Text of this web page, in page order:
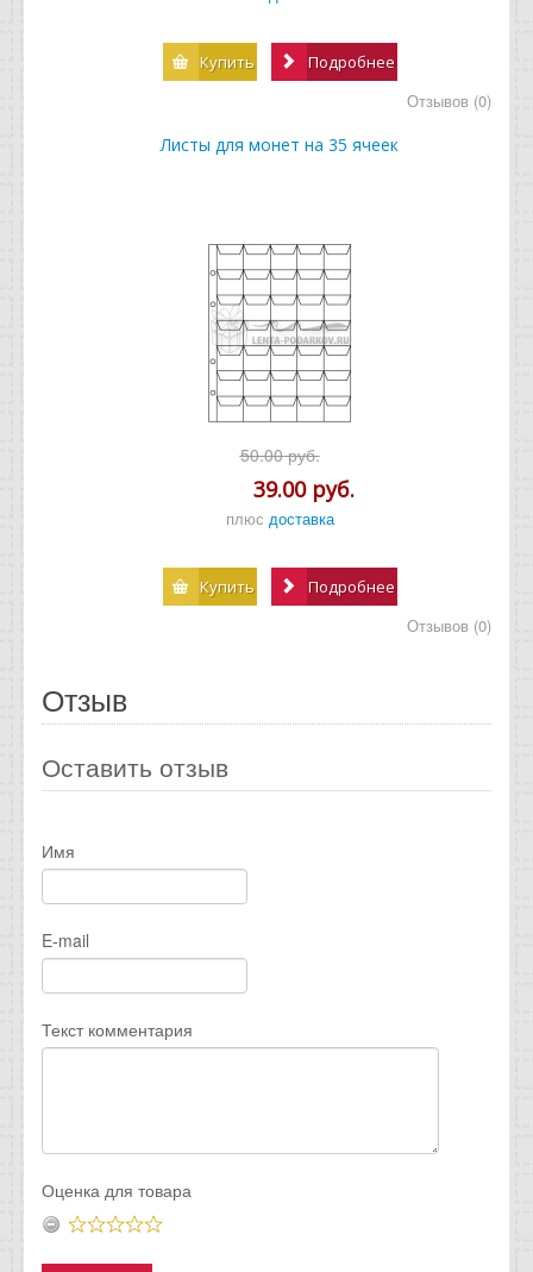
Купить Подробнее
Отзывов (0)
Листы для монет на 35 ячеек
50.00 руб.
39.00 руб.
плюс доставка
Купить Подробнее
Отзывов (0)
Отзыв
Оставить отзыв
Имя
E-mail
Текст комментария
Оценка для товара